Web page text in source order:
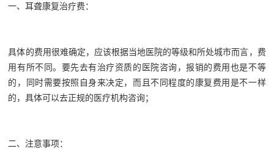
一、耳聋康复治疗费：
具体的费用很难确定，应该根据当地医院的等级和所处城市而言，费
用有所不同。要先去有治疗资质的医院咨询，报销的费用也是不等
的，同时需要按照自身来决定，而且不同程度的康复费用是不一样
的，具体可以去正规的医疗机构咨询；
二、注意事项：